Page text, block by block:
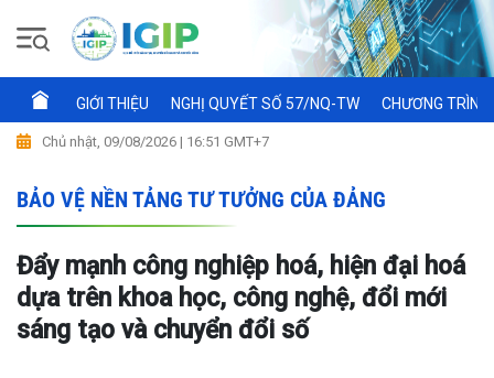
GIỚI THIỆU NGHỊ QUYẾT SỐ 57/NQ-TW CHƯƠNG
Chủ nhật, 09/08/2026 | 16:51 GMT+7
BẢO VỆ NỀN TẢNG TƯ TƯỞNG CỦA ĐẢNG
Đẩy mạnh công nghiệp hoá, hiện đại hoá
dựa trên khoa học, công nghệ, đổi mới
sáng tạo và chuyển đổi số